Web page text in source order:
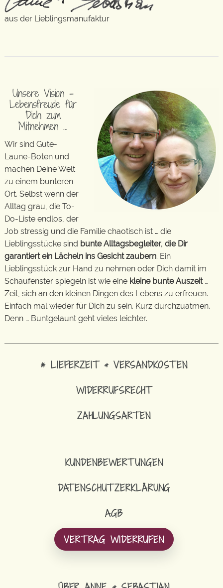
aus der Lieblingsmanufaktur
Unsere Vision –
Lebensfreude für
Dich zum
Mitnehmen …
Wir sind Gute-
Laune-Boten und
machen Deine Welt
zu einem bunteren
Ort. Selbst wenn der
Alltag grau, die To-
Do-Liste endlos, der
Job stressig und die Familie chaotisch ist … die
Lieblingsstücke sind bunte Alltagsbegleiter, die Dir
garantiert ein Lächeln ins Gesicht zaubern. Ein
Lieblingsstück zur Hand zu nehmen oder Dich damit im
Schaufenster spiegeln ist wie eine kleine bunte Auszeit…
Zeit, sich an den kleinen Dingen des Lebens zu erfreuen.
Einfach mal wieder für Dich zu sein. Kurz durchzuatmen.
Denn … Buntgelaunt geht vieles leichter.
* LIEFERZEIT & VERSANDKOSTEN
WIDERRUFSRECHT
ZAHLUNGSARTEN
KUNDENBEWERTUNGEN
DATENSCHUTZERKLÄRUNG
AGB
VERTRAG WIDERRUFEN